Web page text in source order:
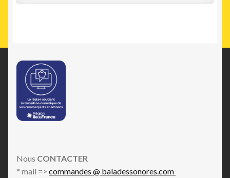
Nous CONTACTER
* mail => commandes @ baladessonores.com